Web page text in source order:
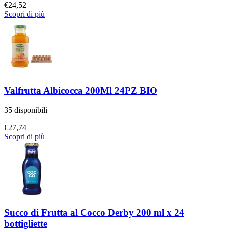
€24,52
Scopri di più
Valfrutta Albicocca 200Ml 24PZ BIO
35 disponibili
€27,74
Scopri di più
Succo di Frutta al Cocco Derby 200 ml x 24
bottigliette